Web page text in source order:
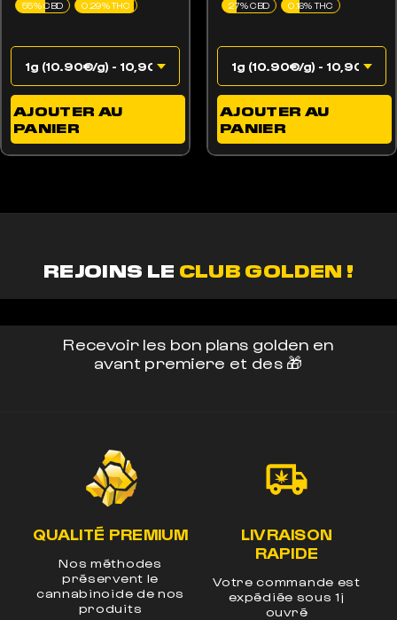
AJOUTER AU
PANIER
55% CBD 0.29% THC
AJOUTER AU
PANIER
27% CBD 0.16% THC
REJOINS LE CLUB GOLDEN !
Recevoir les bon plans golden en
avant premiere et des 🎁
LIVRAISON
Votre commande est
expédiée sous 1j
ouvré
LEGAL EN EUROPE
Produits certifiés en
laboratoires à -0.3%
de THC